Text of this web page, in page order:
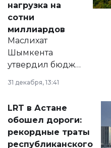
нагрузка на
сотни
миллиардов
Маслихат
Шымкента
утвердил бюджет
города на 2026–
2028 годы.
документ
появился в базе
нормативных
31 декабря, 13:41
LRT в Астане
обошел дороги:
рекордные траты
республиканского